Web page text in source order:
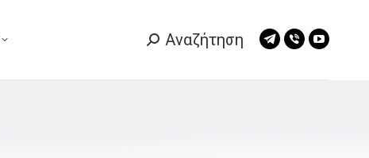
Search:
Αναζήτηση
Telegram
Viber